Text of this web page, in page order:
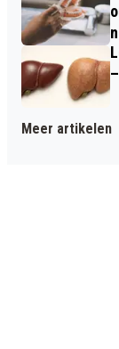
Meer artikelen